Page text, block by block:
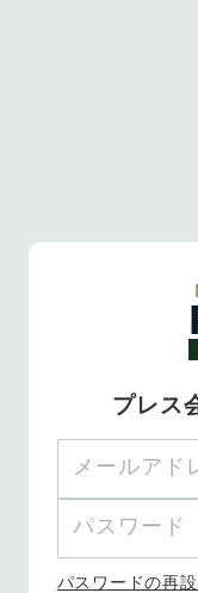
プレス
パスワードの再